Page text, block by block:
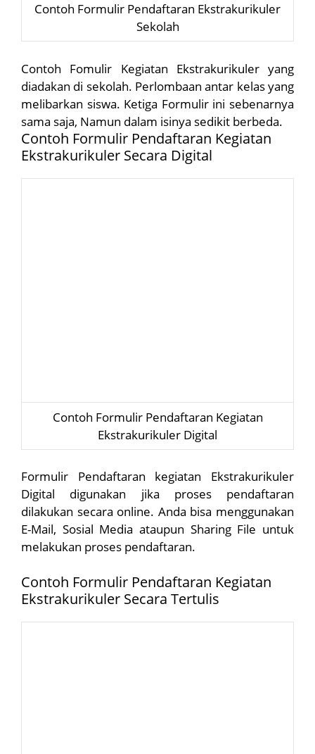
Contoh Formulir Pendaftaran Ekstrakurikuler
Sekolah
Contoh Fomulir Kegiatan Ekstrakurikuler yang
diadakan di sekolah. Perlombaan antar kelas yang
melibarkan siswa. Ketiga Formulir ini sebenarnya
sama saja, Namun dalam isinya sedikit berbeda.
Contoh Formulir Pendaftaran Kegiatan
Ekstrakurikuler Secara Digital
Contoh Formulir Pendaftaran Kegiatan
Ekstrakurikuler Digital
Formulir Pendaftaran kegiatan Ekstrakurikuler
Digital digunakan jika proses pendaftaran
dilakukan secara online. Anda bisa menggunakan
E-Mail, Sosial Media ataupun Sharing File untuk
melakukan proses pendaftaran.
Contoh Formulir Pendaftaran Kegiatan
Ekstrakurikuler Secara Tertulis